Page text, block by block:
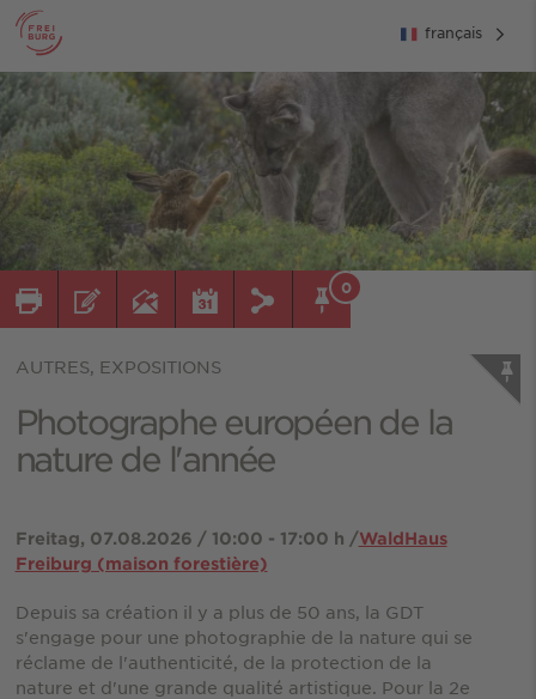
français
0
AUTRES, EXPOSITIONS
Photographe européen de la
nature de l'année
Freitag, 07.08.2026 / 10:00 - 17:00 h /WaldHaus
Freiburg (maison forestière)
Depuis sa création il y a plus de 50 ans, la GDT
s'engage pour une photographie de la nature qui se
réclame de l'authenticité, de la protection de la
nature et d'une grande qualité artistique. Pour la 2e